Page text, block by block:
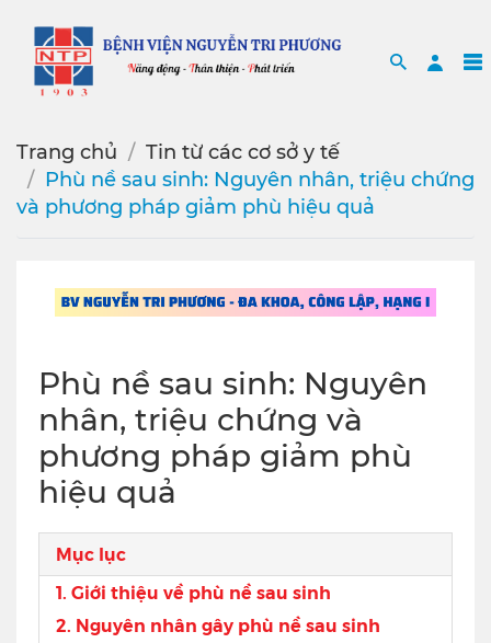
Search
Trang chủ
Tin từ các cơ sở y tế
Phù nề sau sinh: Nguyên nhân, triệu chứng
và phương pháp giảm phù hiệu quả
Phù nề sau sinh: Nguyên
nhân, triệu chứng và
phương pháp giảm phù
hiệu quả
Mục lục
1. Giới thiệu về phù nề sau sinh
2. Nguyên nhân gây phù nề sau sinh